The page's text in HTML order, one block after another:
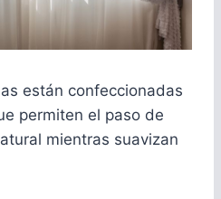
están confeccionadas
permiten el paso de
mientras suavizan